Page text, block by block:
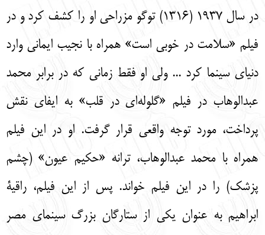
در سال 1937 (1316) توگو مزراحي او را كشف كرد و در
فيلم «سلامت در خوبي است» همراه با نجيب ايماني وارد
دنياي سينما كرد ... ولي او فقط زماني كه در برابر محمد
عبدالوهاب در فيلم «گلوله‌‌اي در قلب» به ايفاي نقش
پرداخت، مورد توجه واقعي قرار گرفت. او در اين فيلم
همراه با محمد عبدالوهاب، ترانه «حكيم عيون» (چشم
پزشك) را در اين فيلم خواند. پس از اين فيلم، راقية
ابراهيم به عنوان يكي از ستارگان بزرگ سينماي مصر